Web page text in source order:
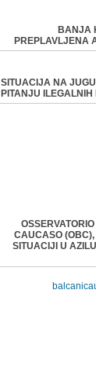
BANJA
PREPLAVLJENA
SITUACIJA NA
PITANJU
CAUCASO
SITUACIJI U